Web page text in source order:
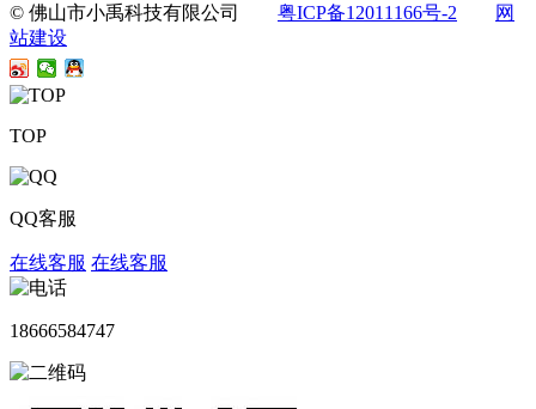
© 佛山市小禹科技有限公司 粤ICP备12011166号-2
网
站建设
TOP
QQ客服
在线客服 在线客服
18666584747